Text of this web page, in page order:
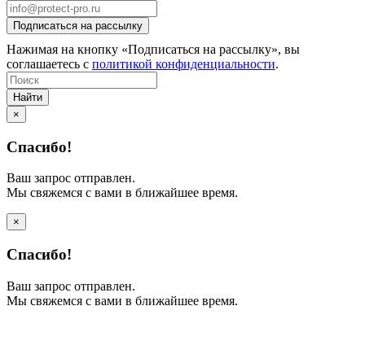
Нажимая на кнопку «Подписаться на рассылку», вы
соглашаетесь с политикой конфиденциальности.
Найти
×
Спасибо!
Ваш запрос отправлен.
Мы свяжемся с вами в ближайшее время.
×
Спасибо!
Ваш запрос отправлен.
Мы свяжемся с вами в ближайшее время.